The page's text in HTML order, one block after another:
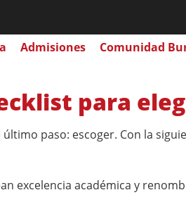
Admisiones Comunidad
para
paso: escoger. Con la
excelencia académica y